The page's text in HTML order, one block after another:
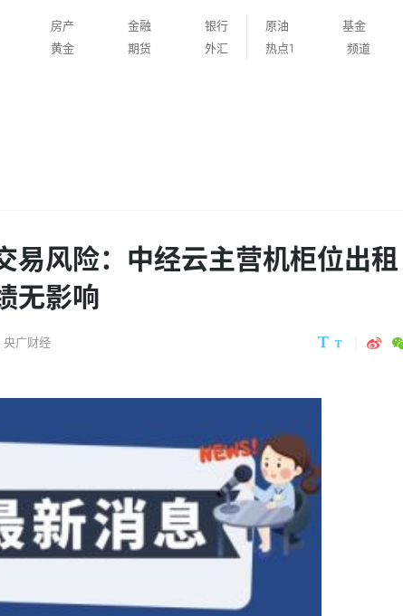
房产 金融
银行
黄金 期货 外汇
原油 基金
热点1
频道
易风险：中经云主营机柜位出租
无影响
央广财经